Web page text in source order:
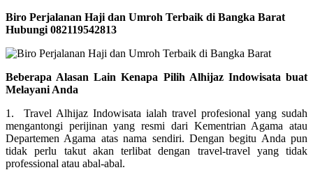
Biro Perjalanan Haji dan Umroh Terbaik di Bangka Barat
Hubungi 082119542813
Beberapa Alasan Lain Kenapa Pilih Alhijaz Indowisata buat
Melayani Anda
1. Travel Alhijaz Indowisata ialah travel profesional yang sudah
mengantongi perijinan yang resmi dari Kementrian Agama atau
Departemen Agama atas nama sendiri. Dengan begitu Anda pun
tidak perlu takut akan terlibat dengan travel-travel yang tidak
professional atau abal-abal.